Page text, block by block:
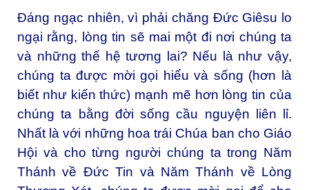
Đáng ngạc nhiên, vì phải chăng Đức Giêsu lo
ngại rằng, lòng tin sẽ mai một đi nơi chúng ta
và những thế hệ tương lai? Nếu là như vậy,
chúng ta được mời gọi hiểu và sống (hơn là
biết như kiến thức) mạnh mẽ hơn lòng tin của
chúng ta bằng đời sống cầu nguyện liên lỉ.
Nhất là với những hoa trái Chúa ban cho Giáo
Hội và cho từng người chúng ta trong Năm
Thánh về Đức Tin và Năm Thánh về Lòng